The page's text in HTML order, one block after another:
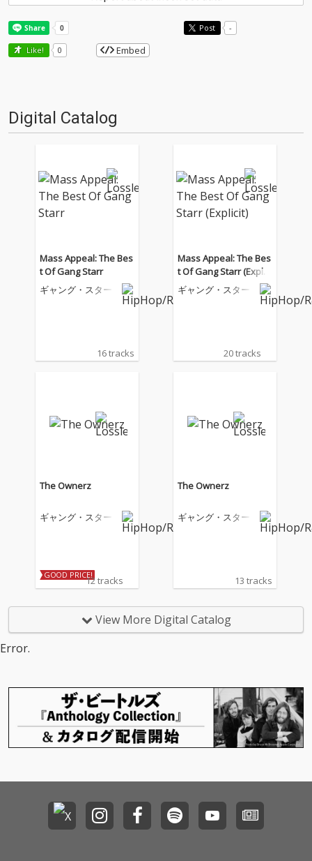
Post -
Like! 0 Embed
Digital Catalog
Mass Appeal: The Bes
t Of Gang Starr
ギャング・スター
16 tracks
Mass Appeal: The Bes
t Of Gang Starr (Explici
t)
ギャング・スター
20 tracks
The Ownerz
ギャング・スター
GOOD PRICE!12 tracks
The Ownerz
ギャング・スター
13 tracks
View More Digital Catalog
Error.